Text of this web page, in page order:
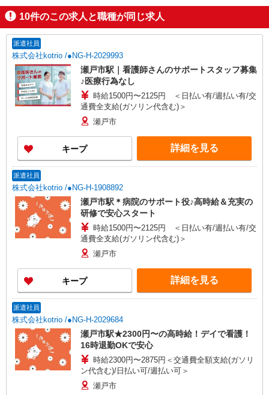
掲載期間終了
10件のこの求人と職種が同じ求人
派遣社員
株式会社kotrio /●NG-H-2029993
瀬戸市駅｜看護師さんのサポートスタッフ募集
♪医療行為なし
時給1500円〜2125円 ＜日払い有/週払い有/交
通費全支給(ガソリン代含む)＞
瀬戸市
キープ 詳細を見る
派遣社員
株式会社kotrio /●NG-H-1908892
瀬戸市駅＊病院のサポート役♪高時給＆充実の
研修で安心スタート
時給1500円〜2125円 ＜日払い有/週払い有/交
通費全支給(ガソリン代含む)＞
瀬戸市
キープ 詳細を見る
派遣社員
株式会社kotrio /●NG-H-2029684
瀬戸市駅★2300円〜の高時給！デイで看護！
16時退勤OKで安心
時給2300円〜2875円＜交通費全額支給(ガソリ
ン代含む)/日払い可/週払い可＞
瀬戸市